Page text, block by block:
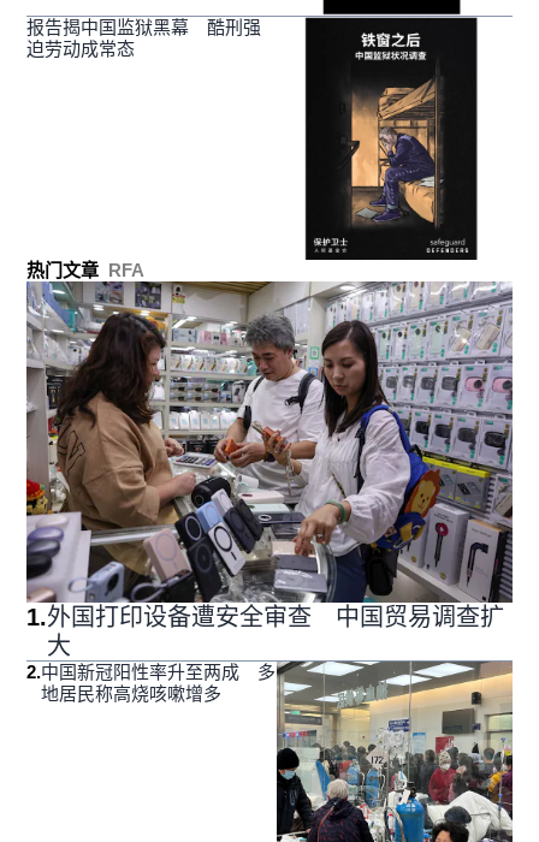
报告揭中国监狱黑幕 酷刑强
迫劳动成常态
热门文章 RFA
1.外国打印设备遭安全审查 中国贸易调查扩
大
2.中国新冠阳性率升至两成 多
地居民称高烧咳嗽增多